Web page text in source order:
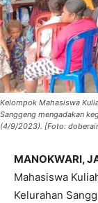
Kelompok Mahasiswa
Sanggeng mengadakan
(4/9/2023). [Foto:
MANOKWARI,
Mahasiswa
Kelurahan